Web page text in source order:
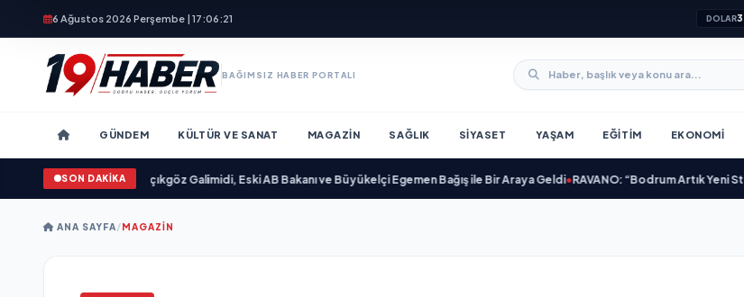
6 Ağustos 2026 Perşembe | 17:06:23 DOLAR
BAĞIMSIZ HABER PORTALI
GÜNDEM KÜLTÜR VE SANAT MAGAZIN SAĞLIK SIYASET YAŞAM EĞITIM EKONOMI
SON DAKİKA
•Ali Emre Açıkgöz Galimidi, Eski AB Bakanı ve Büyükelçi Egemen Bağış ile Bir Araya Geldi•RAVANO: “Bodrum Artık Yeni St.
ANA SAYFA/MAGAZIN